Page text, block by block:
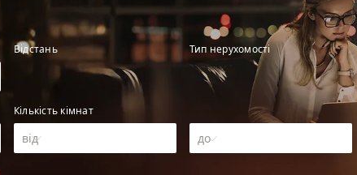
Відстань Тип нерухомості
Кількість кімнат